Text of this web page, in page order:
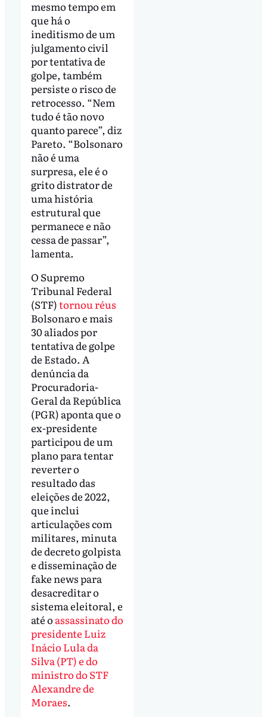
mesmo tempo em
que há o
ineditismo de um
julgamento civil
por tentativa de
golpe, também
persiste o risco de
retrocesso. “Nem
tudo é tão novo
quanto parece”, diz
Pareto. “Bolsonaro
não é uma
surpresa, ele é o
grito distrator de
uma história
estrutural que
permanece e não
cessa de passar”,
lamenta.
O Supremo
Tribunal Federal
(STF)tornou réus
Bolsonaro e mais
30 aliados por
tentativa de golpe
de Estado. A
denúncia da
Procuradoria-
Geral da República
(PGR) aponta que o
ex-presidente
participou de um
plano para tentar
reverter o
resultado das
eleições de 2022,
que inclui
articulações com
militares, minuta
de decreto golpista
e disseminação de
fake news para
desacreditar o
sistema eleitoral, e
até o assassinato do
presidente Luiz
Inácio Lula da
Silva (PT) e do
ministro do STF
Alexandre de
Moraes.